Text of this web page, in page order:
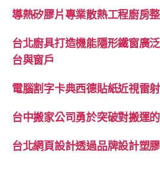
導熱矽膠片專業散熱工程廚房
台北廚具打造機能隱形鐵窗廣
台與窗戶
電腦割字卡典西德貼紙近視雷
台中搬家公司勇於突破對搬運
台北網頁設計透過品牌設計塑